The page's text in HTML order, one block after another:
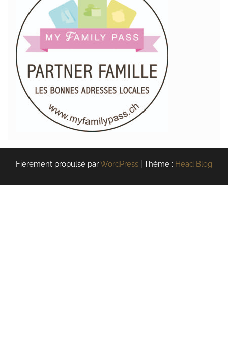
Fièrement propulsé parWordPress Thème : Head Blog